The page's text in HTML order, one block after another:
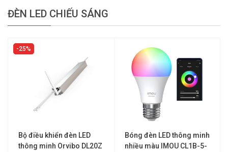
ĐÈN LED CHIẾU SÁNG
25%
Bộ điều khiển đèn LED
thông minh Orvibo DL20Z
Bóng đèn LED thông minh
nhiều màu IMOU CL1B-5-